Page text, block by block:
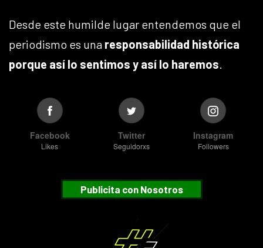
Desde este humilde lugar entendemos que el
periodismo es una responsabilidad histórica
porque así lo sentimos y así lo haremos.
Facebook
Likes
Twitter
Seguidorxs
Instagram
Followers
Publicita con Nosotros